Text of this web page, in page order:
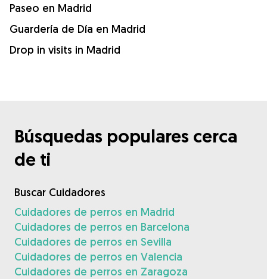
Paseo en Madrid
Guardería de Día en Madrid
Drop in visits in Madrid
Búsquedas populares cerca
de ti
Buscar Cuidadores
Cuidadores de perros en Madrid
Cuidadores de perros en Barcelona
Cuidadores de perros en Sevilla
Cuidadores de perros en Valencia
Cuidadores de perros en Zaragoza